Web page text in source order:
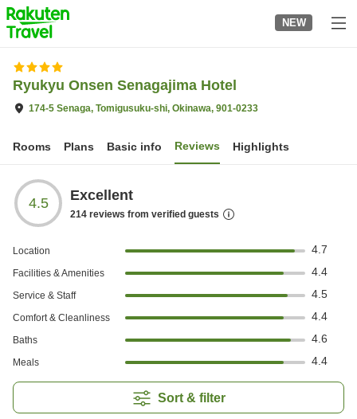
to
top
page
NEW
Ryukyu Onsen Senagajima Hotel
174-5 Senaga, Tomigusuku-shi, Okinawa, 901-0233
Rooms Plans Basic info Reviews Highlights
4.5 Excellent
214 reviews from verified guests
Location 4.7
Facilities & Amenities 4.4
Service & Staff 4.5
Comfort & Cleanliness 4.4
Baths 4.6
Meals 4.4
Sort & filter